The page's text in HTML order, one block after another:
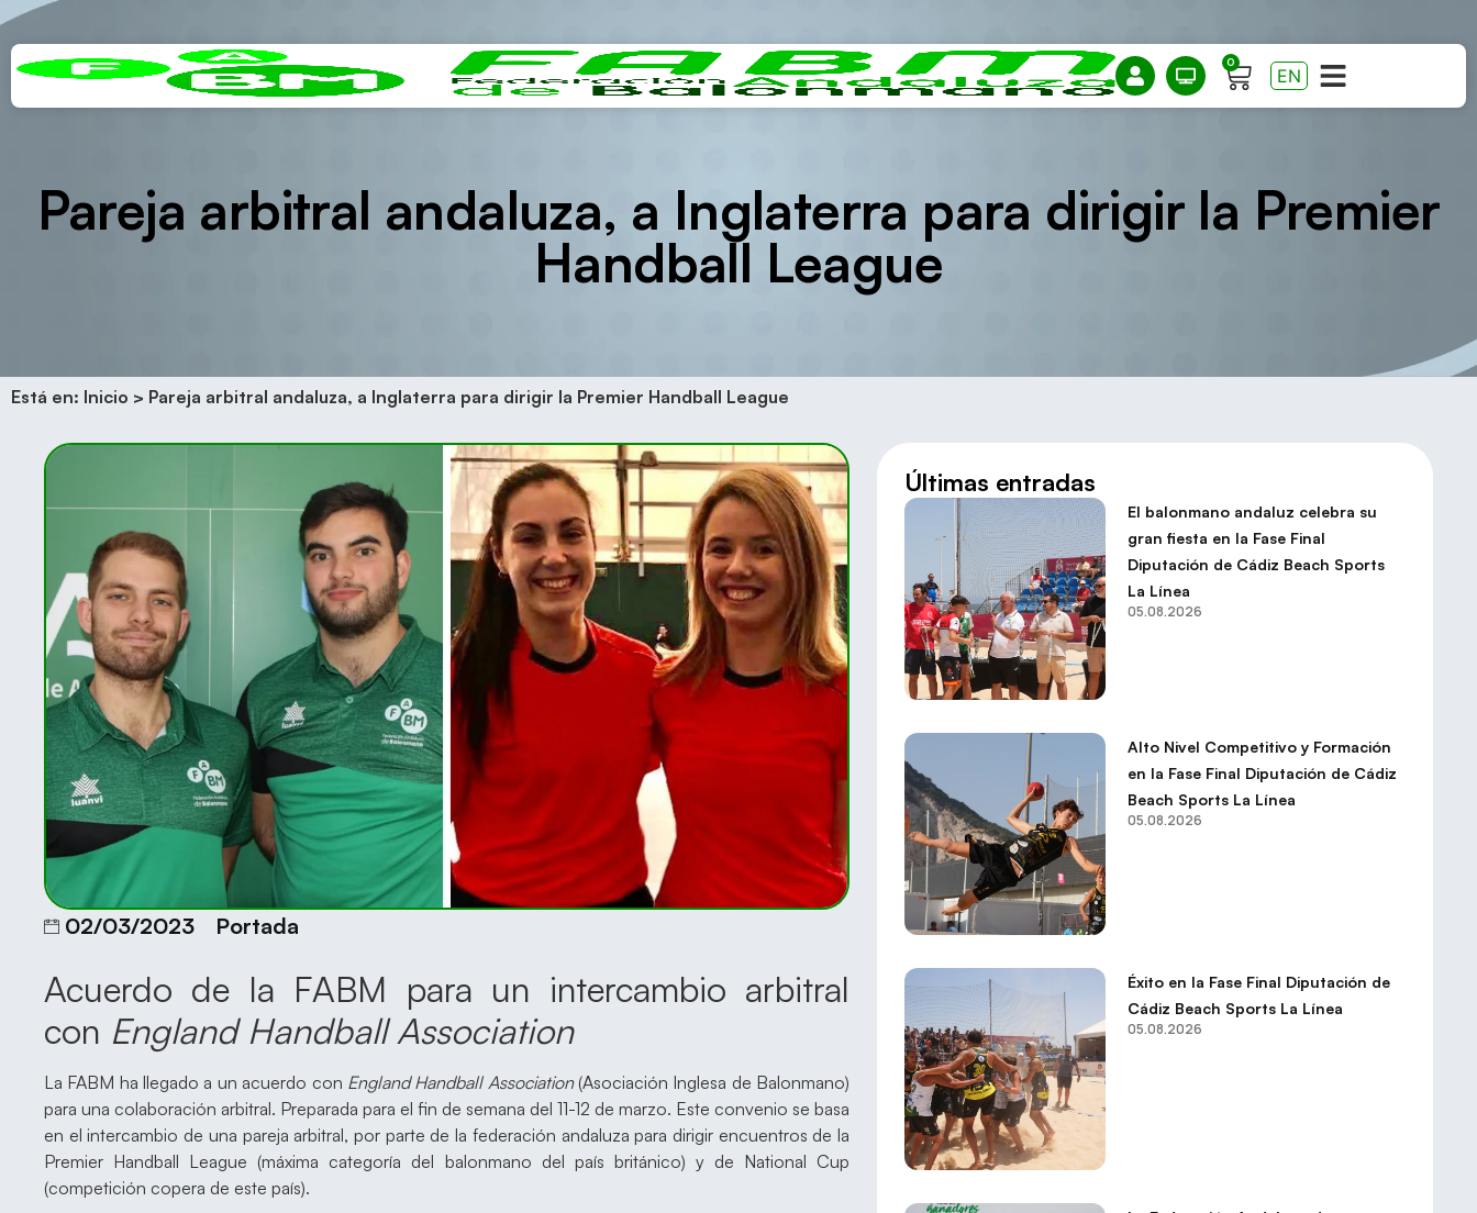
Está en: Inicio > Pareja arbitral andaluza, a Inglaterra para dirigir la Premier Handball League
0
EN
Pareja arbitral andaluza, a Inglaterra para dirigir la Premier
Handball League
02/03/2023 Portada
Acuerdo de la FABM para un intercambio arbitral
con England Handball Association
La FABM ha llegado a un acuerdo con England Handball Association(Asociación Inglesa de Balonmano)
para una colaboración arbitral. Preparada para el fin de semana del 11-12 de marzo. Este convenio se basa
en el intercambio de una pareja arbitral, por parte de la federación andaluza para dirigir encuentros de la
Premier Handball League (máxima categoría del balonmano del país británico) y de National Cup
(competición copera de este país).
Últimas entradas
El balonmano andaluz celebra su
gran fiesta en la Fase Final
Diputación de Cádiz Beach Sports
La Línea
05.08.2026
Alto Nivel Competitivo y Formación
en la Fase Final Diputación de Cádiz
Beach Sports La Línea
05.08.2026
Éxito en la Fase Final Diputación de
Cádiz Beach Sports La Línea
05.08.2026